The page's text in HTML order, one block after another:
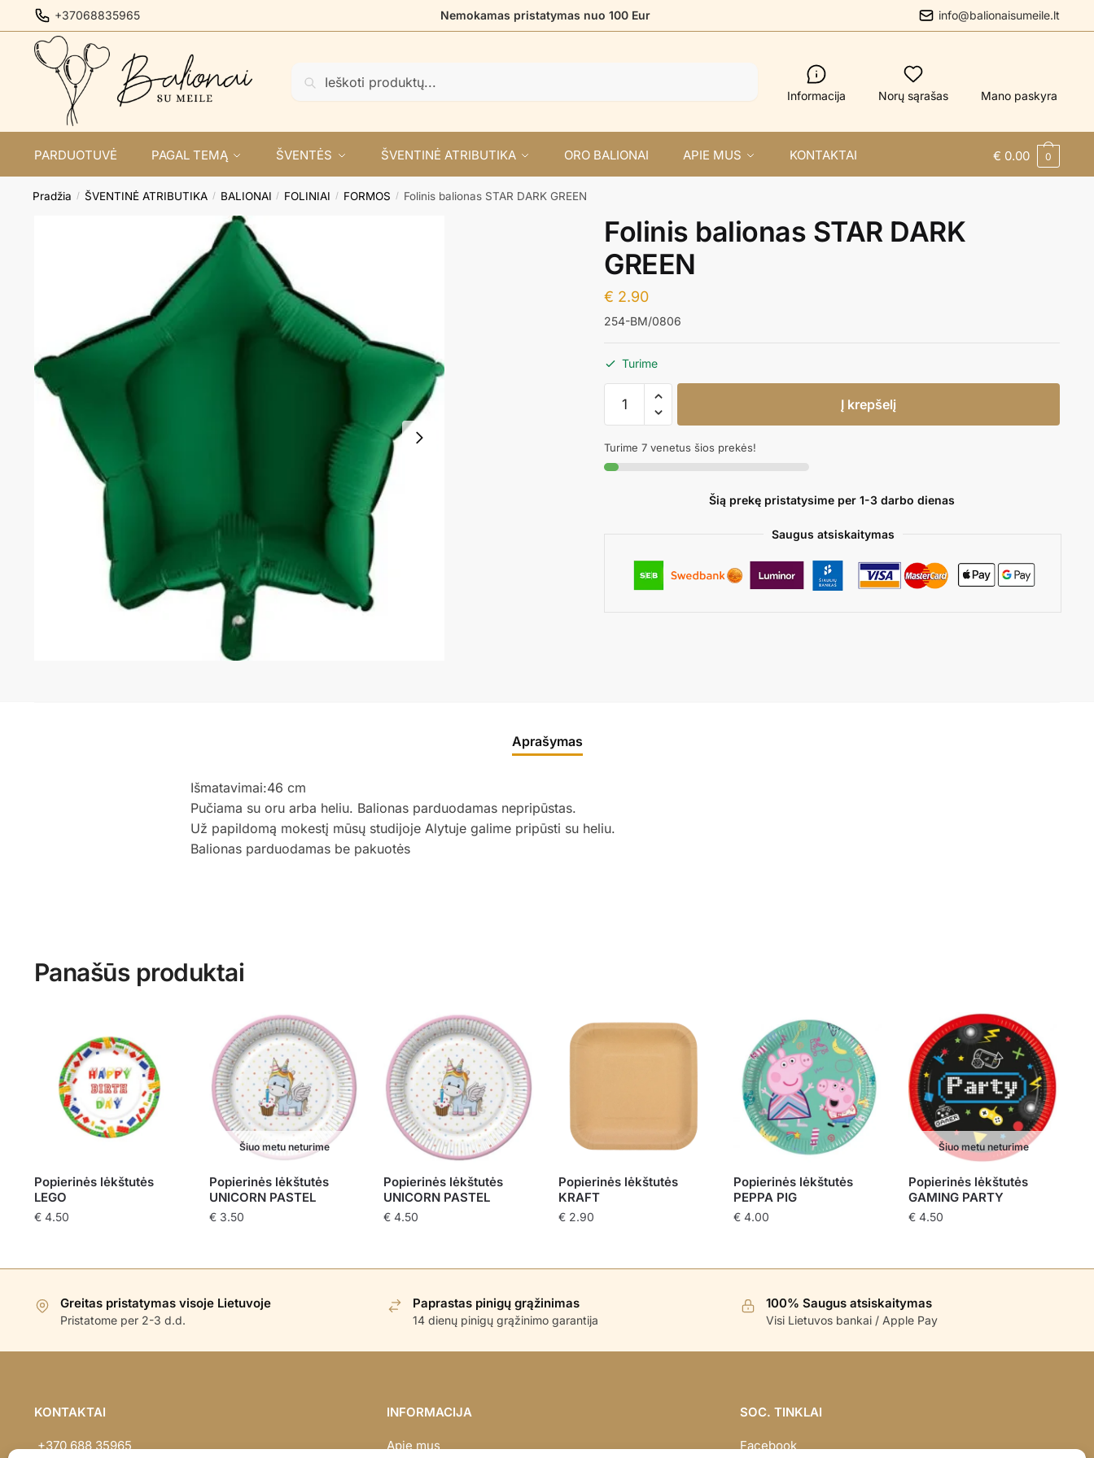
to
navigation
to
content
+37068835965 Nemokamas pristatymas nuo 100 Eur info@balionaisumeile.lt
Informacija Norų sąrašas Mano paskyra
PARDUOTUVĖ PAGAL TEMĄ ŠVENTĖS ŠVENTINĖ ATRIBUTIKA ORO BALIONAI APIE MUS KONTAKTAI € 0.00 0
Pradžia / ŠVENTINĖ ATRIBUTIKA / BALIONAI / FOLINIAI / FORMOS / Folinis balionas STAR DARK GREEN
Folinis balionas STAR DARK
GREEN
€ 2.90
254-BM/0806
Turime
produkto
kiekis:
balionas
STAR
Į krepšelį
Turime 7 venetus šios prekės!
Šią prekę pristatysime per 1-3 darbo dienas
Saugus atsiskaitymas
Aprašymas
Išmatavimai:46 cm
Pučiama su oru arba heliu. Balionas parduodamas nepripūstas.
Už papildomą mokestį mūsų studijoje Alytuje galime pripūsti su heliu.
Balionas parduodamas be pakuotės
Panašūs produktai
Popierinės lėkštutės
LEGO
€4.50
Šiuo metu neturime
Popierinės lėkštutės
UNICORN PASTEL
€3.50
Popierinės lėkštutės
UNICORN PASTEL
€ 4.50
Popierinės lėkštutės
KRAFT
€ 2.90
Popierinės lėkštutės
PEPPA PIG
€ 4.00
Šiuo metu neturime
Popierinės lėkštutės
GAMING PARTY
€4.50
Greitas pristatymas visoje Lietuvoje
Pristatome per 2-3 d.d.
Paprastas pinigų grąžinimas
14 dienų pinigų grąžinimo garantija
100% Saugus atsiskaitymas
Visi Lietuvos bankai / Apple Pay
KONTAKTAI
+370 688 35965
INFORMACIJA
Apie mus
SOC. TINKLAI
Facebook